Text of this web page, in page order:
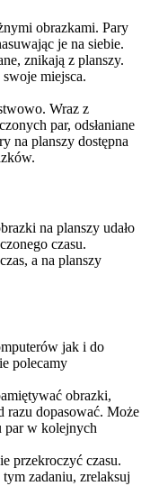
obrazkami. Pary
je na siebie.
znikają z planszy.
miejsca.
Wraz z
par, odsłaniane
na planszy dostępna
na planszy udało
czasu.
a na planszy
jak i do
polecamy
obrazki,
razu dopasować. Może
par w kolejnych
przekroczyć czasu.
zadaniu, zrelaksuj